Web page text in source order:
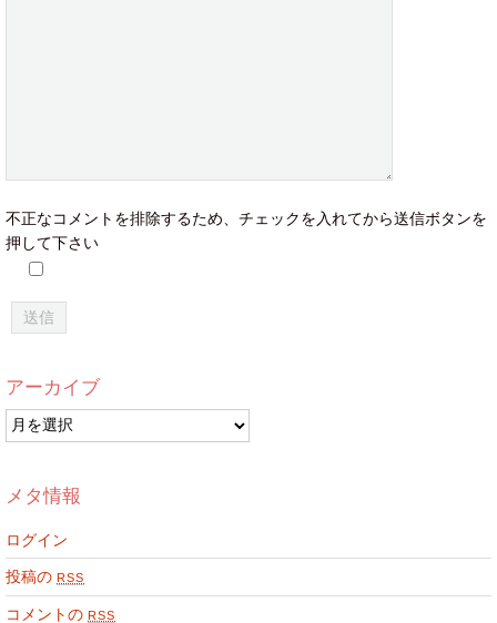
不正なコメントを排除するため、チェックを入れてから送信ボタンを
押して下さい
アーカイブ
ア
ー
イ
メタ情報
ログイン
投稿の RSS
コメントの RSS